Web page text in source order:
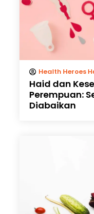
Health Heroes
Haid dan
Perempuan:
Diabaikan